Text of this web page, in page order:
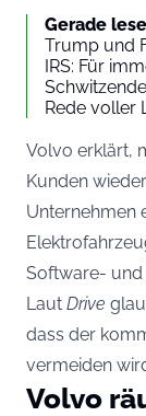
Gerade
Trump und
IRS: Für
Rede voller
Volvo erklärt,
Kunden
Unternehmen
Software- und
Laut Drive
dass der
vermeiden
Volvo